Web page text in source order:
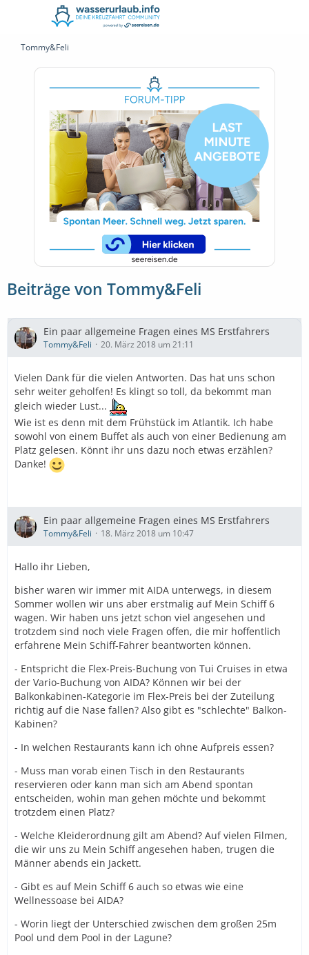
Tommy&Feli
Beiträge von Tommy&Feli
Ein paar allgemeine Fragen eines MS Erstfahrers
Tommy&Feli 20. März 2018 um 21:11
Vielen Dank für die vielen Antworten. Das hat uns schon
sehr weiter geholfen! Es klingt so toll, da bekommt man
gleich wieder Lust...
Wie ist es denn mit dem Frühstück im Atlantik. Ich habe
sowohl von einem Buffet als auch von einer Bedienung am
Platz gelesen. Könnt ihr uns dazu noch etwas erzählen?
Danke!
Ein paar allgemeine Fragen eines MS Erstfahrers
Tommy&Feli 18. März 2018 um 10:47
Hallo ihr Lieben,
bisher waren wir immer mit AIDA unterwegs, in diesem
Sommer wollen wir uns aber erstmalig auf Mein Schiff 6
wagen. Wir haben uns jetzt schon viel angesehen und
trotzdem sind noch viele Fragen offen, die mir hoffentlich
erfahrene Mein Schiff-Fahrer beantworten können.
- Entspricht die Flex-Preis-Buchung von Tui Cruises in etwa
der Vario-Buchung von AIDA? Können wir bei der
Balkonkabinen-Kategorie im Flex-Preis bei der Zuteilung
richtig auf die Nase fallen? Also gibt es "schlechte" Balkon-
Kabinen?
- In welchen Restaurants kann ich ohne Aufpreis essen?
- Muss man vorab einen Tisch in den Restaurants
reservieren oder kann man sich am Abend spontan
entscheiden, wohin man gehen möchte und bekommt
trotzdem einen Platz?
- Welche Kleiderordnung gilt am Abend? Auf vielen Filmen,
die wir uns zu Mein Schiff angesehen haben, trugen die
Männer abends ein Jackett.
- Gibt es auf Mein Schiff 6 auch so etwas wie eine
Wellnessoase bei AIDA?
- Worin liegt der Unterschied zwischen dem großen 25m
Pool und dem Pool in der Lagune?